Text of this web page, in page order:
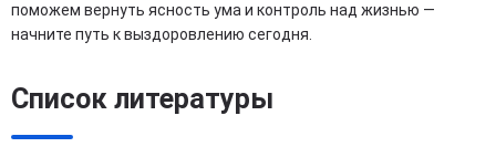
поможем вернуть ясность ума и контроль над жизнью —
начните путь к выздоровлению сегодня.
Список литературы